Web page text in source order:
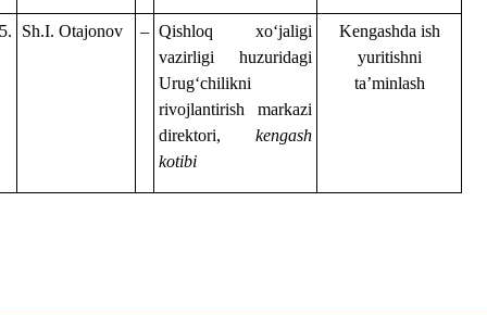
Sh.I. Otajonov – Qishloq xoʻjaligi
vazirligi huzuridagi
Urugʻchilikni
rivojlantirish markazi
direktori, kengash
kotibi
Kengashda ish
yuritishni
taʼminlash